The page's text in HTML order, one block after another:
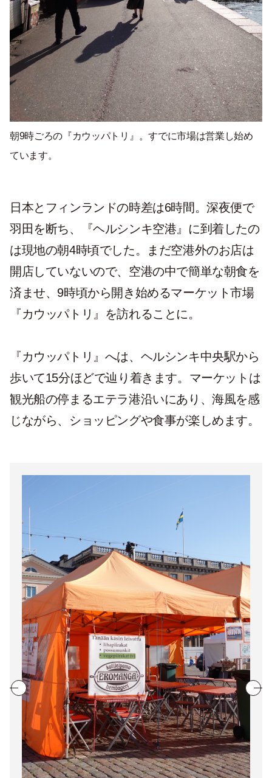
朝9時ごろの『カウッパトリ』。すでに市場は営業し始め
ています。
日本とフィンランドの時差は6時間。深夜便で
羽田を断ち、『ヘルシンキ空港』に到着したの
は現地の朝4時頃でした。まだ空港外のお店は
開店していないので、空港の中で簡単な朝食を
済ませ、9時頃から開き始めるマーケット市場
『カウッパトリ』を訪れることに。
『カウッパトリ』へは、ヘルシンキ中央駅から
歩いて15分ほどで辿り着きます。マーケットは
観光船の停まるエテラ港沿いにあり、海風を感
じながら、ショッピングや食事が楽しめます。